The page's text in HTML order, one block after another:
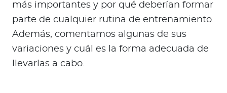
Ingresar a Mi Bupa
más importantes y por qué deberían formar
parte de cualquier rutina de entrenamiento.
Además, comentamos algunas de sus
variaciones y cuál es la forma adecuada de
llevarlas a cabo.